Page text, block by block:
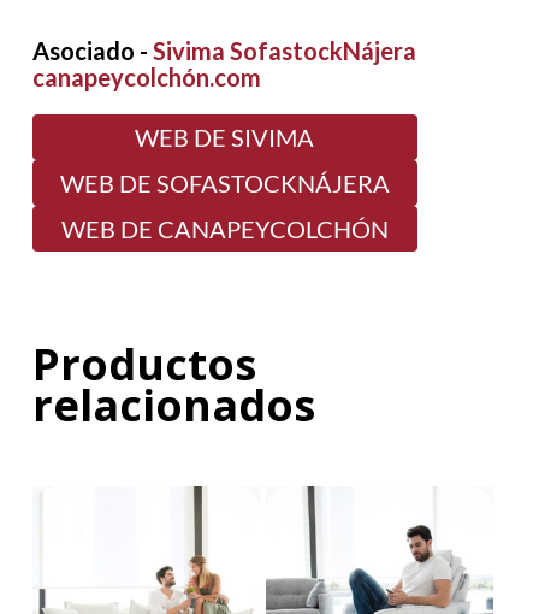
Asociado - Sivima SofastockNájera
canapeycolchón.com
WEB DE SIVIMA
WEB DE SOFASTOCKNÁJERA
WEB DE CANAPEYCOLCHÓN
Productos
relacionados